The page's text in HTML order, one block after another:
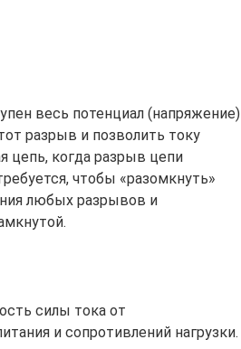
весь потенциал (напряжение)
разрыв и позволить току
цепь, когда разрыв цепи
чтобы «разомкнуть»
любых разрывов и
силы тока от
и сопротивлений нагрузки.